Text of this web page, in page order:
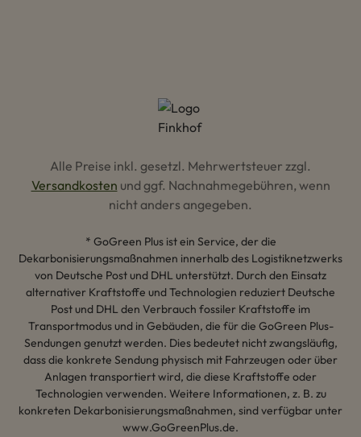
Alle Preise inkl. gesetzl. Mehrwertsteuer zzgl.
Versandkosten und ggf. Nachnahmegebühren, wenn
nicht anders angegeben.
* GoGreen Plus ist ein Service, der die
Dekarbonisierungsmaßnahmen innerhalb des Logistiknetzwerks
von Deutsche Post und DHL unterstützt. Durch den Einsatz
alternativer Kraftstoffe und Technologien reduziert Deutsche
Post und DHL den Verbrauch fossiler Kraftstoffe im
Transportmodus und in Gebäuden, die für die GoGreen Plus-
Sendungen genutzt werden. Dies bedeutet nicht zwangsläufig,
dass die konkrete Sendung physisch mit Fahrzeugen oder über
Anlagen transportiert wird, die diese Kraftstoffe oder
Technologien verwenden. Weitere Informationen, z. B. zu
konkreten Dekarbonisierungsmaßnahmen, sind verfügbar unter
www.GoGreenPlus.de.